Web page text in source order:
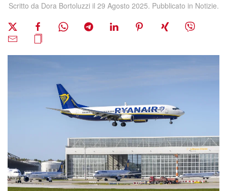
Scritto da Dora Bortoluzziil 29 Agosto 2025. Pubblicato in Notizie.